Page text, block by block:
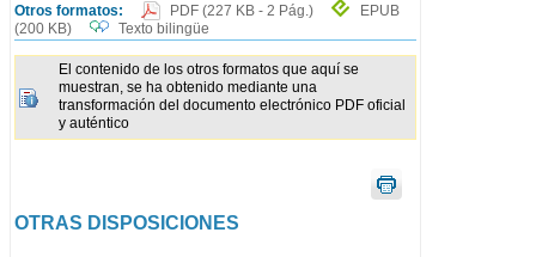
Otros formatos: PDF (227 KB - 2 Pág.)
EPUB
(200 KB)
Texto bilingüe
El contenido de los otros formatos que aquí se
muestran, se ha obtenido mediante una
transformación del documento electrónico PDF oficial
y auténtico
OTRAS DISPOSICIONES